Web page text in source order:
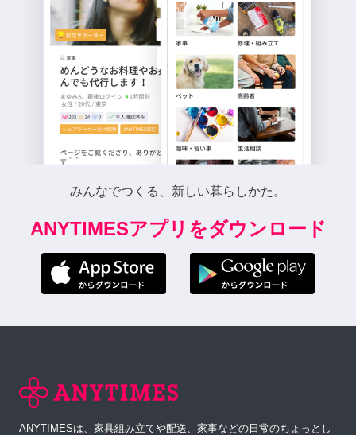
みんなでつくる、新しい暮らしかた。
ANYTIMESアプリをダウンロード
ANYTIMESは、家具組み立てや配送、家事などの日常のちょっとし